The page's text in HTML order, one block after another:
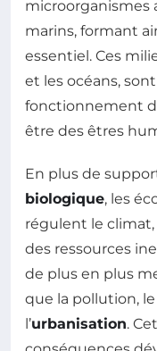
microorganismes
marins, formant
essentiel. Ces
et les océans,
fonctionnement
être des êtres
En plus de
biologique, les
régulent le
des ressources
de plus en plus
que la pollution,
l’urbanisation.